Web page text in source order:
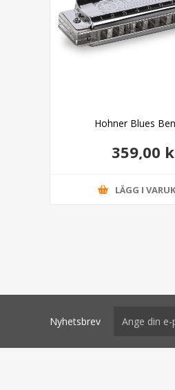
Hohner Blues
359,00
LÄGG I
Nyhetsbrev